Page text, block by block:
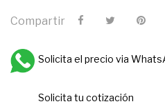
Compartir
Solicita el precio via
Solicita tu cotización